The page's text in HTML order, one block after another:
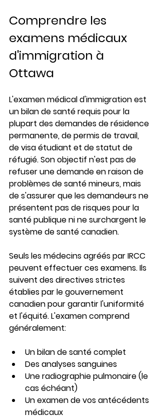
Comprendre les
examens médicaux
d'immigration à
Ottawa
L'examen médical d'immigration est
un bilan de santé requis pour la
plupart des demandes de résidence
permanente, de permis de travail,
de visa étudiant et de statut de
réfugié. Son objectif n'est pas de
refuser une demande en raison de
problèmes de santé mineurs, mais
de s'assurer que les demandeurs ne
présentent pas de risques pour la
santé publique ni ne surchargent le
système de santé canadien.
Seuls les médecins agréés par IRCC
peuvent effectuer ces examens. Ils
suivent des directives strictes
établies par le gouvernement
canadien pour garantir l'uniformité
et l'équité. L'examen comprend
généralement:
Un bilan de santé complet
Des analyses sanguines
Une radiographie pulmonaire (le
cas échéant)
Un examen de vos antécédents
médicaux